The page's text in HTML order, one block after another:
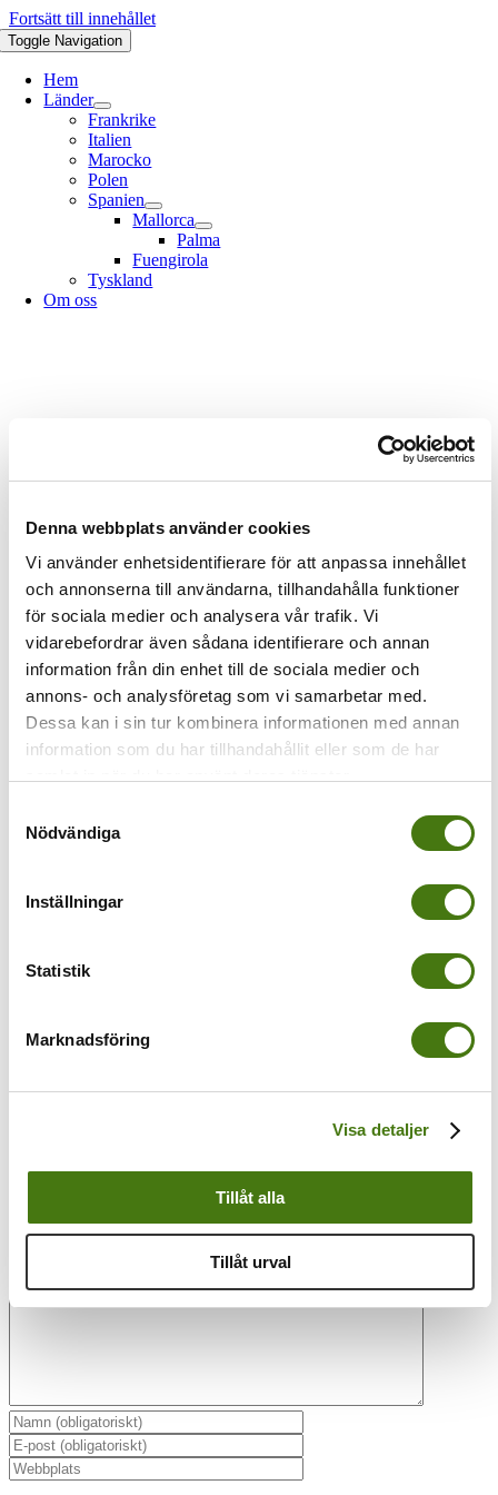
Denna webbplats använder cookies
Vi använder enhetsidentifierare för att anpassa innehållet
och annonserna till användarna, tillhandahålla funktioner
för sociala medier och analysera vår trafik. Vi
vidarebefordrar även sådana identifierare och annan
information från din enhet till de sociala medier och
annons- och analysföretag som vi samarbetar med.
Dessa kan i sin tur kombinera informationen med annan
information som du har tillhandahållit eller som de har
Nödvändiga
Inställningar
Statistik
Marknadsföring
Visa detaljer
Tillåt alla
Tillåt urval
Fortsätt till innehållet
Toggle Navigation
Hem
Länder
Frankrike
Italien
Marocko
Polen
Spanien
Mallorca
Palma
Fuengirola
Tyskland
Om oss
Föregående
Gibraltar apor
AvAnna Kleinwichs Magnusson 2016-05-28T13:26:36+02:0028
Share This Story, Choose Your Platform!
Magnusson
Lämna en kommentar